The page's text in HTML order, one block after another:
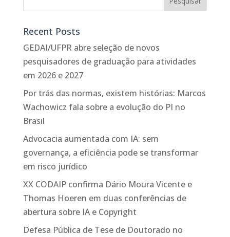
Recent Posts
GEDAI/UFPR abre seleção de novos
pesquisadores de graduação para atividades
em 2026 e 2027
Por trás das normas, existem histórias: Marcos
Wachowicz fala sobre a evolução do PI no
Brasil
Advocacia aumentada com IA: sem
governança, a eficiência pode se transformar
em risco jurídico
XX CODAIP confirma Dário Moura Vicente e
Thomas Hoeren em duas conferências de
abertura sobre IA e Copyright
Defesa Pública de Tese de Doutorado no